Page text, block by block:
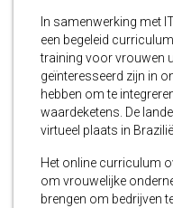
In samenwerking met
een begeleid
training voor vrouwen
geïnteresseerd zijn in
hebben om te
waardeketens. De
virtueel plaats in
Het online curriculum
om vrouwelijke
brengen om bedrijven